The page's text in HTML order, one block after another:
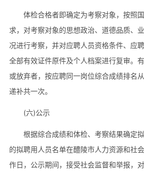
体检合格者即确定为考察对象，按照
求，对考察对象的思想政治、道德品质、
况进行考察，并对应聘人员资格条件、应
全部有效证件原件及个人档案进行复审。
或放弃者，按应聘同一岗位综合成绩排名
递补共一次。
(六)公示
根据综合成绩和体检、考察结果确定
的拟聘用人员名单在醴陵市人力资源和社
作日，公示期间，接受社会监督和举报，